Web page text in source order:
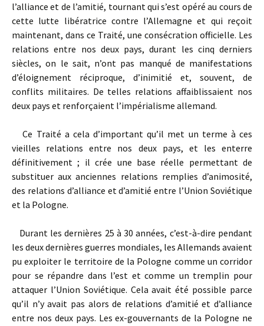
l’alliance et de l’amitié, tournant qui s’est opéré au cours de
cette lutte libératrice contre l’Allemagne et qui reçoit
maintenant, dans ce Traité, une consécration officielle. Les
relations entre nos deux pays, durant les cinq derniers
siècles, on le sait, n’ont pas manqué de manifestations
d’éloignement réciproque, d’inimitié et, souvent, de
conflits militaires. De telles relations affaiblissaient nos
deux pays et renforçaient l’impérialisme allemand.
Ce Traité a cela d’important qu’il met un terme à ces
vieilles relations entre nos deux pays, et les enterre
définitivement ; il crée une base réelle permettant de
substituer aux anciennes relations remplies d’animosité,
des relations d’alliance et d’amitié entre l’Union Soviétique
et la Pologne.
Durant les dernières 25 à 30 années, c’est-à-dire pendant
les deux dernières guerres mondiales, les Allemands avaient
pu exploiter le territoire de la Pologne comme un corridor
pour se répandre dans l’est et comme un tremplin pour
attaquer l’Union Soviétique. Cela avait été possible parce
qu’il n’y avait pas alors de relations d’amitié et d’alliance
entre nos deux pays. Les ex-gouvernants de la Pologne ne